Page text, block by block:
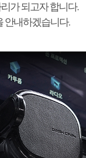
가 되고자 합니다.
안내하겠습니다.